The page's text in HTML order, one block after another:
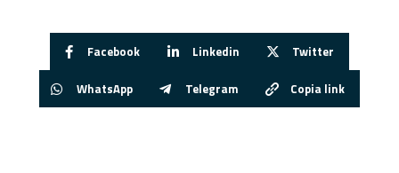
Facebook Linkedin Twitter
WhatsApp Telegram Copia link